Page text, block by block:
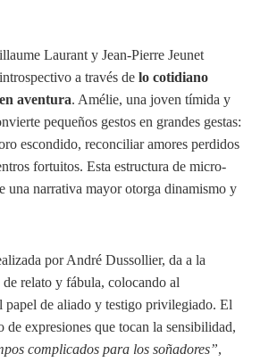
Laurant y Jean-Pierre Jeunet
a través de lo cotidiano
aventura. Amélie, una joven tímida y
pequeños gestos en grandes gestas:
escondido, reconciliar amores perdidos
fortuitos. Esta estructura de micro-
una narrativa mayor otorga dinamismo y
por André Dussollier, da a la
relato y fábula, colocando al
papel de aliado y testigo privilegiado. El
de expresiones que tocan la sensibilidad,
complicados para los soñadores”,